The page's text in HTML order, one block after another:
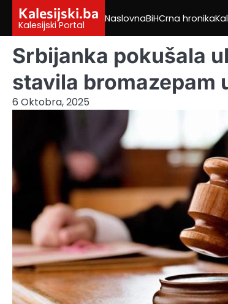
content
Kalesijski.ba
Kalesijski Portal
NaslovnaBiHCrna hronika
Srbijanka pokušala
stavila bromazepam
6 Oktobra, 2025